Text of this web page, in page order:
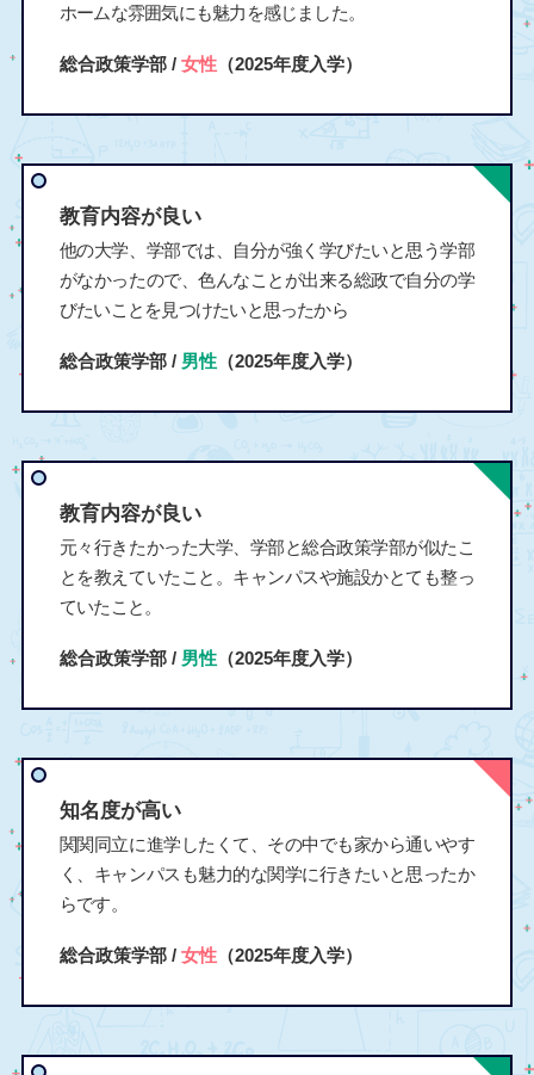
ホームな雰囲気にも魅力を感じました。
総合政策学部 / 女性（2025年度入学）
教育内容が良い
他の大学、学部では、自分が強く学びたいと思う学部
がなかったので、色んなことが出来る総政で自分の学
びたいことを見つけたいと思ったから
総合政策学部 / 男性（2025年度入学）
教育内容が良い
元々行きたかった大学、学部と総合政策学部が似たこ
とを教えていたこと。キャンパスや施設かとても整っ
ていたこと。
総合政策学部 / 男性（2025年度入学）
知名度が高い
関関同立に進学したくて、その中でも家から通いやす
く、キャンパスも魅力的な関学に行きたいと思ったか
らです。
総合政策学部 / 女性（2025年度入学）